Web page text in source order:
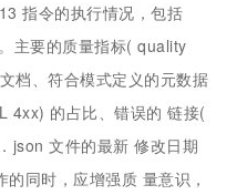
指令的执行情况，包括
主要的质量指标( quality
档、符合模式定义的元数据
4xx) 的占比、错误的 链接(
json 文件的最新 修改日期
同时，应增强质 量意识，